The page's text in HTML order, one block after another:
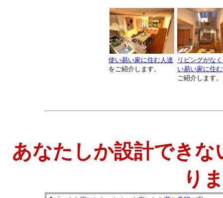
使い易い家に住む人達
をご紹介します。
リビングがな
い易い家に住
ご紹介します。
あなたしか設計でき
り